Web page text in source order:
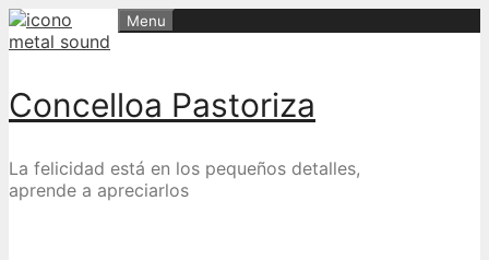
Skip
to
Concelloa Pastoriza
La felicidad está en los pequeños detalles,
aprende a apreciarlos
Menu